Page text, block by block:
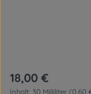
Regulärer Preis:
18,00 €
Inhalt: 30 Milliliter (0,60